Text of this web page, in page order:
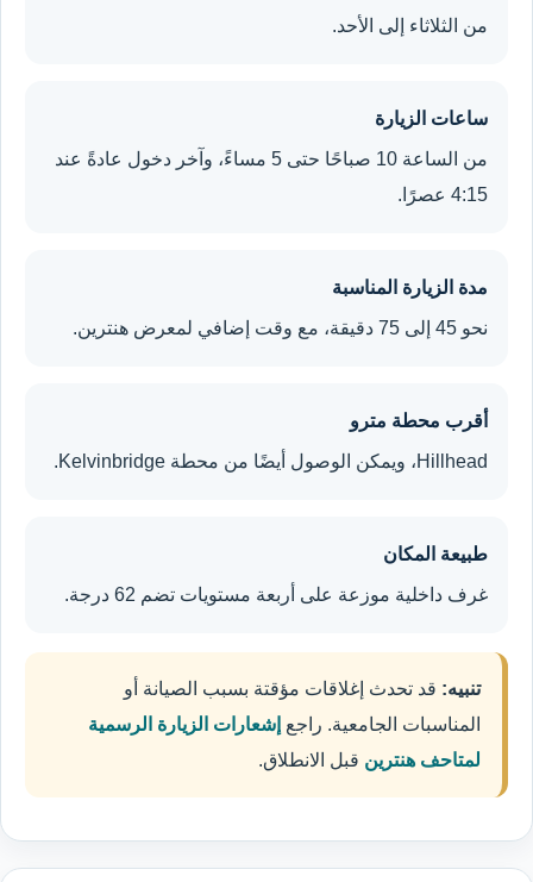
من الثلاثاء إلى الأحد.
ساعات الزيارة
من الساعة 10 صباحًا حتى 5 مساءً، وآخر دخول عادةً عند
4:15 عصرًا.
مدة الزيارة المناسبة
نحو 45 إلى 75 دقيقة، مع وقت إضافي لمعرض هنترين.
أقرب محطة مترو
Hillhead، ويمكن الوصول أيضًا من محطة Kelvinbridge.
طبيعة المكان
غرف داخلية موزعة على أربعة مستويات تضم 62 درجة.
تنبيه: قد تحدث إغلاقات مؤقتة بسبب الصيانة أو
المناسبات الجامعية. راجع إشعارات الزيارة الرسمية
لمتاحف هنترين قبل الانطلاق.